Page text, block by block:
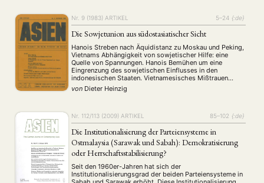
NEWS ASIEN ARBEITSKREISE VERANSTALTUNGEN EXPERTISE
Nr. 9 (1983) ARTIKEL 5–24 {:de}
Die Sowjetunion aus südostasiatischer Sicht
Hanois Streben nach Äquidistanz zu Moskau und Peking,
Vietnams Abhängigkeit von sowjetischer Hilfe: eine
Quelle von Spannungen. Hanois Bemühen um eine
Eingrenzung des sowjetischen Einflusses in den
indonesischen Staaten. Vietnamesisches Mißtrauen
gegenüber dem sino-sowjetischen Annäherungsprozeß.
Einstellung der ASEAN-Staaten der UdSSR gegenüber
von Dieter Heinzig
Nr. 112/113 (2009) ARTIKEL 85–102 {:de}
Die Institutionalisierung der Parteiensysteme in
Ostmalaysia (Sarawak und Sabah): Demokratisierung
oder Herrschaftsstabilisierung?
Seit den 1960er-Jahren hat sich der
Institutionalisierungsgrad der beiden Parteiensysteme in